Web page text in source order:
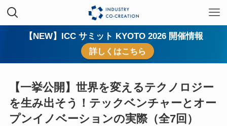
【NEW】ICC サミット KYOTO 2026 開催情報
詳しくはこちら
【一挙公開】世界を変えるテクノロジー
を生み出そう！テックベンチャーとオー
プンイノベーションの実際（全7回）